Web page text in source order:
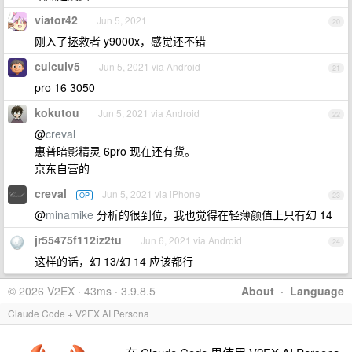
20
viator42 Jun 5, 2021
刚入了拯救者 y9000x，感觉还不错
21
cuicuiv5 Jun 5, 2021 via Android
pro 16 3050
22
kokutou Jun 5, 2021 via Android
@creval
惠普暗影精灵 6pro 现在还有货。
京东自营的
23
creval OP Jun 5, 2021 via iPhone
@minamike 分析的很到位，我也觉得在轻薄颜值上只有幻 14
24
jr55475f112iz2tu Jun 6, 2021 via Android
这样的话，幻 13/幻 14 应该都行
About · Language
© 2026 V2EX · 43ms · 3.9.8.5
Claude Code + V2EX AI Persona